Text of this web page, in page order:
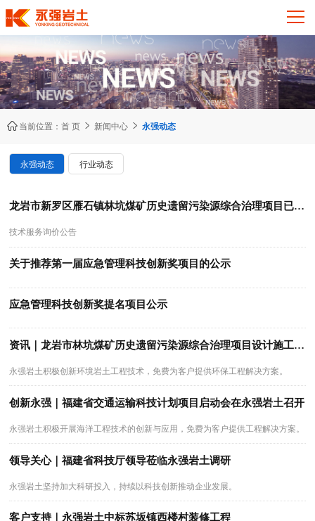
当前位置： 首 页  新闻中心  永强动态
永强动态 行业动态
龙岩市新罗区雁石镇林坑煤矿历史遗留污染源综合治理项目已注浆区环境风险评估技术服务询价公告
技术服务询价公告
关于推荐第一届应急管理科技创新奖项目的公示
应急管理科技创新奖提名项目公示
资讯｜龙岩市林坑煤矿历史遗留污染源综合治理项目设计施工一体化项目顺利启动
永强岩土积极创新环境岩土工程技术，免费为客户提供环保工程解决方案。
创新永强｜福建省交通运输科技计划项目启动会在永强岩土召开
永强岩土积极开展海洋工程技术的创新与应用，免费为客户提供工程解决方案。
领导关心｜福建省科技厅领导莅临永强岩土调研
永强岩土坚持加大科研投入，持续以科技创新推动企业发展。
客户支持｜永强岩土中标苏坂镇西楼村装修工程